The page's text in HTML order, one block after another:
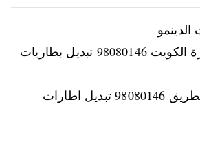
تبديل بطارية السيارة الكويت 98080146‬ تبديل بطاريات
تبديل تواير خدمة الطريق 98080146‬ تبديل اطارات